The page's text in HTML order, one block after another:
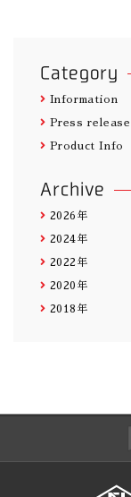
Category
Information
Press release
Product Info
Archive
2026年
2024年
2022年
2020年
2018年